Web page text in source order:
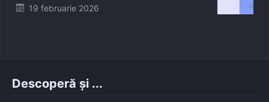
Posted
19 februarie 2026
Descoperă și ...